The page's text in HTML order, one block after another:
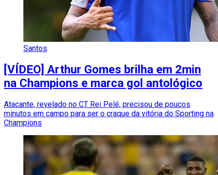
Santos
[VÍDEO] Arthur Gomes brilha em 2min
na Champions e marca gol antológico
Atacante, revelado no CT Rei Pelé, precisou de poucos
minutos em campo para ser o craque da vitória do Sporting na
Champions